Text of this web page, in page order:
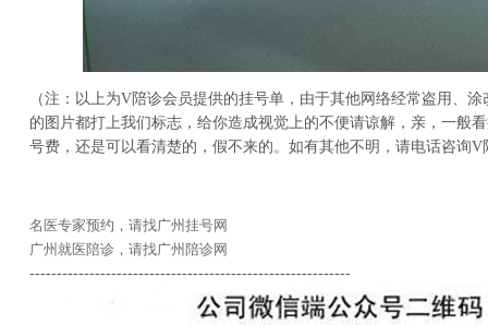
（注：以上为V陪诊会员提供的挂号单，由于其他网络经常盗用、
的图片都打上我们标志，给你造成视觉上的不便请谅解，亲，一般
号费，还是可以看清楚的，假不来的。如有其他不明，请电话咨询V
名医专家预约，请找广州挂号网
广州就医陪诊，请找广州陪诊网
-----------------------------------------------------------